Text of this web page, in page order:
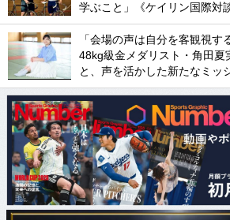
学ぶこと」《ケイリン国際対
「会場の声は自分を客観視す
48kg級金メダリスト・角田夏
と、声を活かした新たなミッ